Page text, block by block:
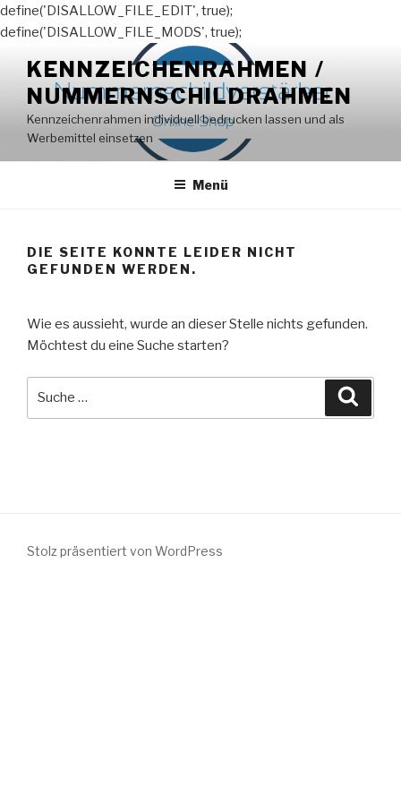
define('DISALLOW_FILE_EDIT', true);
define('DISALLOW_FILE_MODS', true);
Inhalt
springen
KENNZEICHENRAHMEN /
NUMMERNSCHILDRAHMEN
Kennzeichenrahmen individuell bedrucken lassen und als
Werbemittel einsetzen
Menü
DIE SEITE KONNTE LEIDER NICHT
GEFUNDEN WERDEN.
Wie es aussieht, wurde an dieser Stelle nichts gefunden.
Möchtest du eine Suche starten?
Stolz präsentiert von WordPress